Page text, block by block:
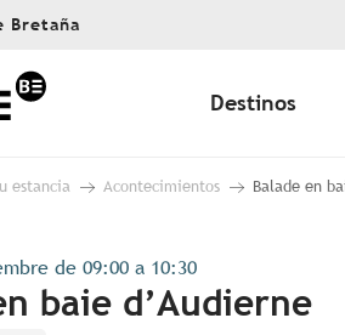
Bretaña
Destinos
estancia Acontecimientos Balade en
de 09:00 a 10:30
baie d’Audierne